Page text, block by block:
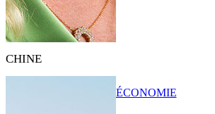
CHINE
ÉCONOMIE